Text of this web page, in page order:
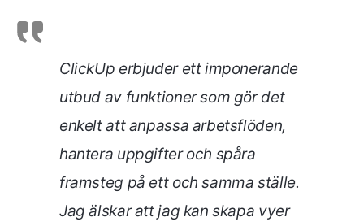
ClickUp erbjuder ett imponerande
utbud av funktioner som gör det
enkelt att anpassa arbetsflöden,
hantera uppgifter och spåra
framsteg på ett och samma ställe.
Jag älskar att jag kan skapa vyer